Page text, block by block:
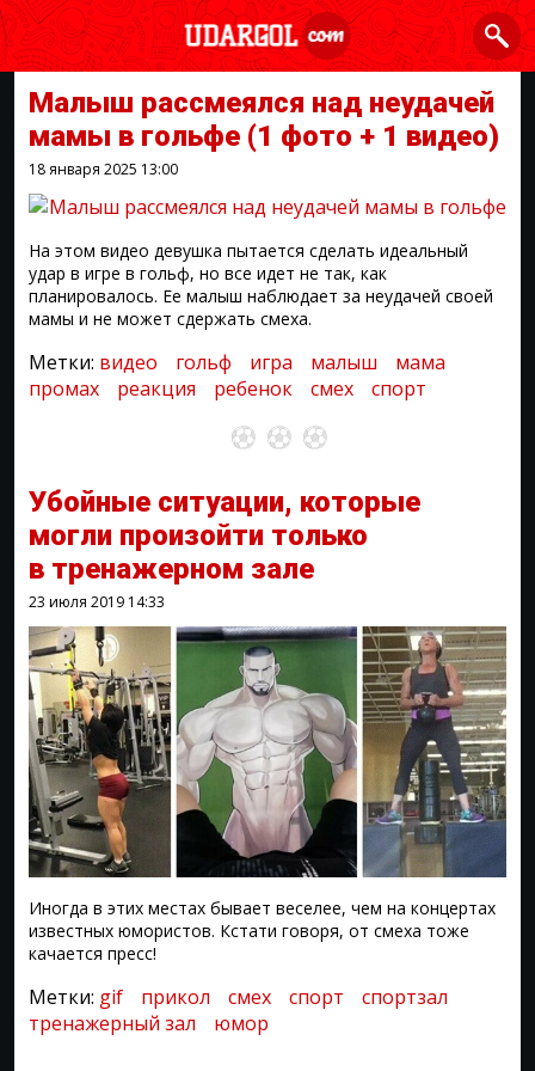
Малыш рассмеялся над неудачей
мамы в гольфе (1 фото + 1 видео)
18 января 2025 13:00
На этом видео девушка пытается сделать идеальный
удар в игре в гольф, но все идет не так, как
планировалось. Ее малыш наблюдает за неудачей своей
мамы и не может сдержать смеха.
Метки: видео гольф игра малыш
мама
промах
реакция ребенок смех спорт
Убойные ситуации, которые
могли произойти только
в тренажерном зале
23 июля 2019 14:33
Иногда в этих местах бывает веселее, чем на концертах
известных юмористов. Кстати говоря, от смеха тоже
качается пресс!
Метки: gif прикол смех спорт
спортзал
тренажерный зал
юмор